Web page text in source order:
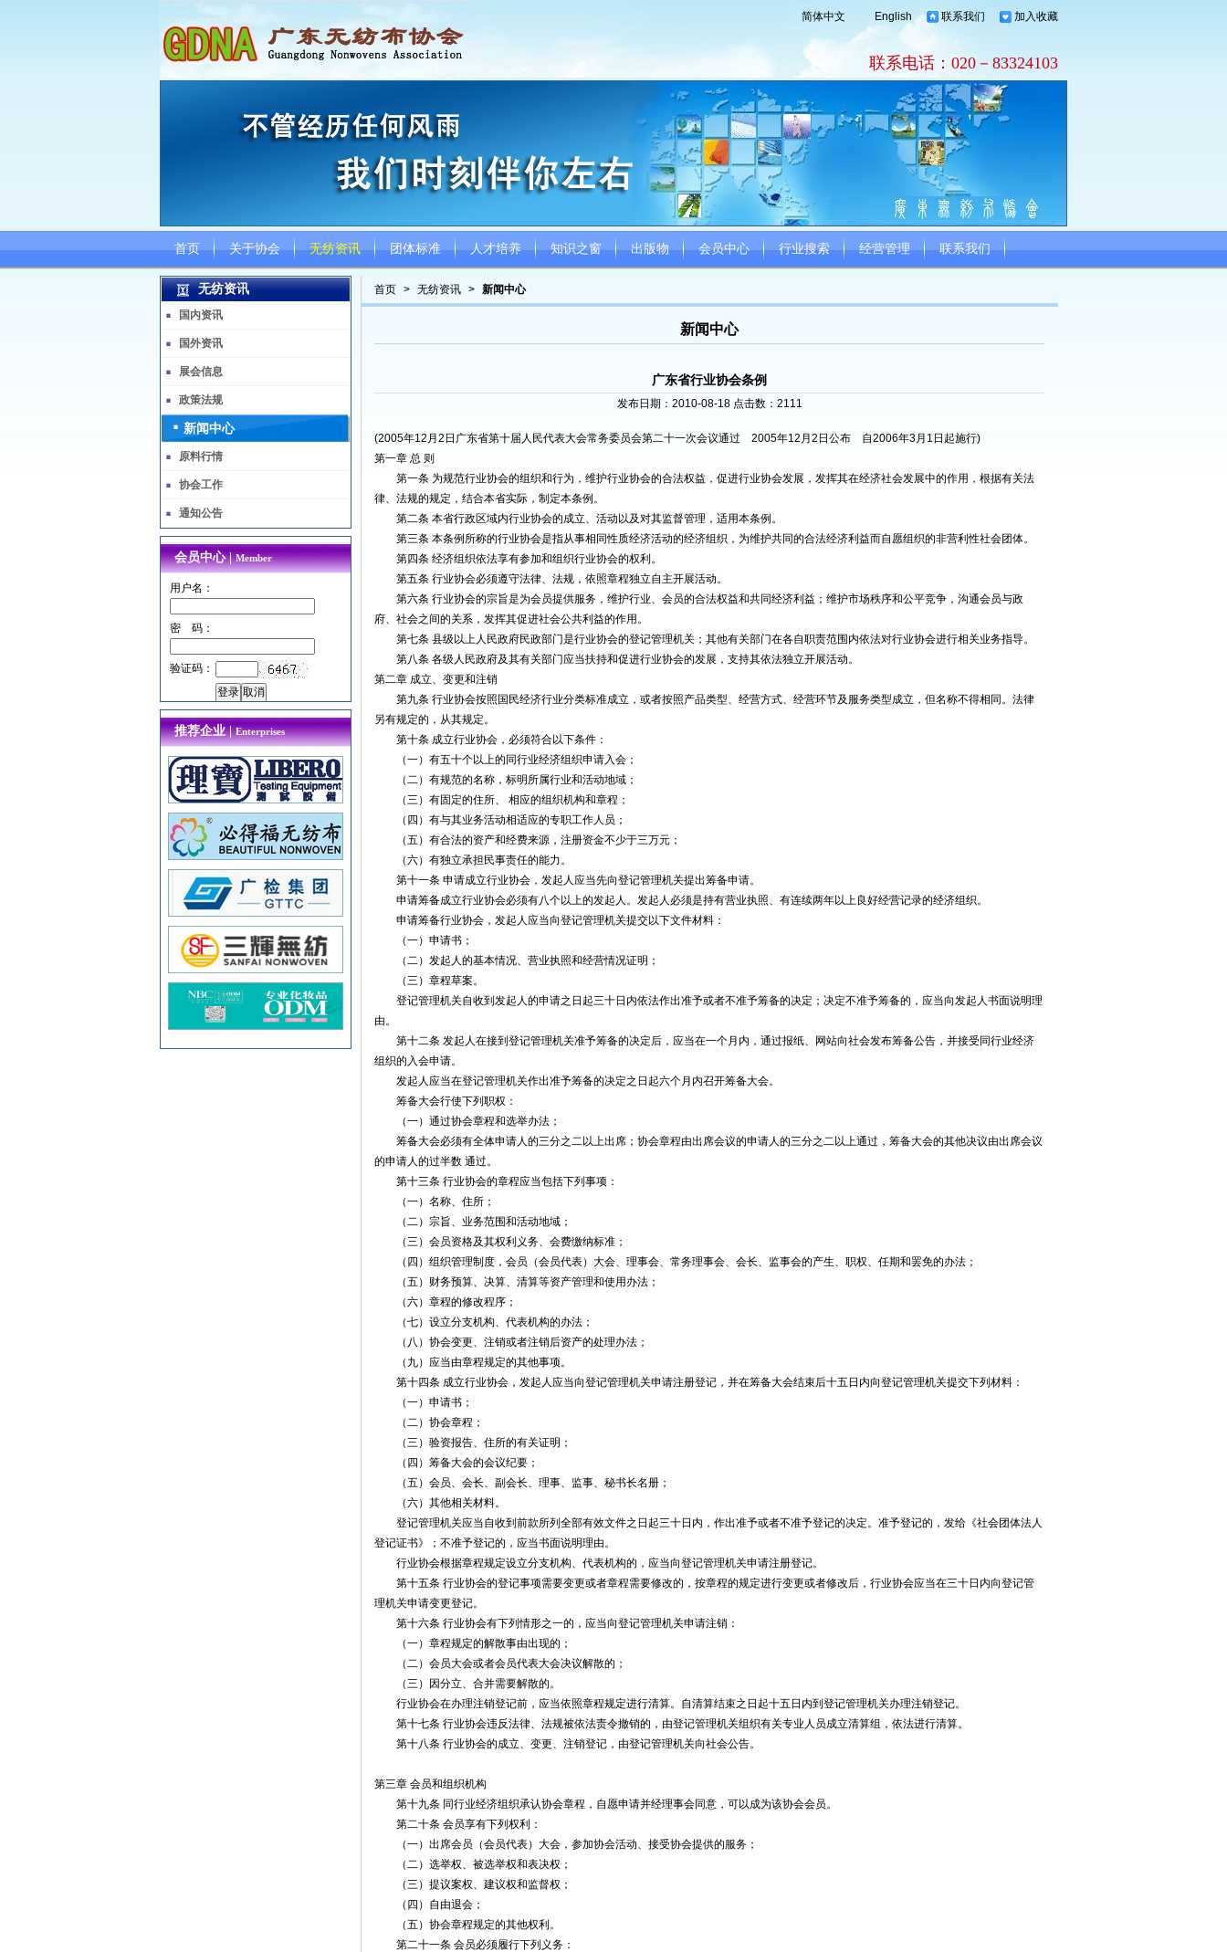
简体中文 English 联系我们 加入收藏
联系电话：020－83324103
首页 关于协会 无纺资讯 团体标准 人才培养 知识之窗 出版物 会员中心 行业搜索 经营管理 联系我们
首页 > 无纺资讯 > 新闻中心
新闻中心
广东省行业协会条例
发布日期：2010-08-18 点击数： 2111
(2005年12月2日广东省第十届人民代表大会常务委员会第二十一次会议通过 2005年12月2日公布 自2006年3月1日起施行)
第一章 总 则
第一条 为规范行业协会的组织和行为，维护行业协会的合法权益，促进行业协会发展，发挥其在经济社会发展中的作用，根据有关法
律、法规的规定，结合本省实际，制定本条例。
第二条 本省行政区域内行业协会的成立、活动以及对其监督管理，适用本条例。
第三条 本条例所称的行业协会是指从事相同性质经济活动的经济组织，为维护共同的合法经济利益而自愿组织的非营利性社会团体。
第四条 经济组织依法享有参加和组织行业协会的权利。
第五条 行业协会必须遵守法律、法规，依照章程独立自主开展活动。
第六条 行业协会的宗旨是为会员提供服务，维护行业、会员的合法权益和共同经济利益；维护市场秩序和公平竞争，沟通会员与政
府、社会之间的关系，发挥其促进社会公共利益的作用。
第七条 县级以上人民政府民政部门是行业协会的登记管理机关；其他有关部门在各自职责范围内依法对行业协会进行相关业务指导。
第八条 各级人民政府及其有关部门应当扶持和促进行业协会的发展，支持其依法独立开展活动。
第二章 成立、变更和注销
第九条 行业协会按照国民经济行业分类标准成立，或者按照产品类型、经营方式、经营环节及服务类型成立，但名称不得相同。法律
另有规定的，从其规定。
第十条 成立行业协会，必须符合以下条件：
（一）有五十个以上的同行业经济组织申请入会；
（二）有规范的名称，标明所属行业和活动地域；
（三）有固定的住所、 相应的组织机构和章程；
（四）有与其业务活动相适应的专职工作人员；
（五）有合法的资产和经费来源，注册资金不少于三万元；
（六）有独立承担民事责任的能力。
第十一条 申请成立行业协会，发起人应当先向登记管理机关提出筹备申请。
申请筹备成立行业协会必须有八个以上的发起人。发起人必须是持有营业执照、有连续两年以上良好经营记录的经济组织。
申请筹备行业协会，发起人应当向登记管理机关提交以下文件材料：
（一）申请书；
（二）发起人的基本情况、营业执照和经营情况证明；
（三）章程草案。
登记管理机关自收到发起人的申请之日起三十日内依法作出准予或者不准予筹备的决定；决定不准予筹备的，应当向发起人书面说明理
由。
第十二条 发起人在接到登记管理机关准予筹备的决定后，应当在一个月内，通过报纸、网站向社会发布筹备公告，并接受同行业经济
组织的入会申请。
发起人应当在登记管理机关作出准予筹备的决定之日起六个月内召开筹备大会。
筹备大会行使下列职权：
（一）通过协会章程和选举办法；
筹备大会必须有全体申请人的三分之二以上出席；协会章程由出席会议的申请人的三分之二以上通过，筹备大会的其他决议由出席会议
的申请人的过半数 通过。
第十三条 行业协会的章程应当包括下列事项：
（一）名称、住所；
（二）宗旨、业务范围和活动地域；
（三）会员资格及其权利义务、会费缴纳标准；
（四）组织管理制度，会员（会员代表）大会、理事会、常务理事会、会长、监事会的产生、职权、任期和罢免的办法；
（五）财务预算、决算、清算等资产管理和使用办法；
（六）章程的修改程序；
（七）设立分支机构、代表机构的办法；
（八）协会变更、注销或者注销后资产的处理办法；
（九）应当由章程规定的其他事项。
第十四条 成立行业协会，发起人应当向登记管理机关申请注册登记，并在筹备大会结束后十五日内向登记管理机关提交下列材料：
（一）申请书；
（二）协会章程；
（三）验资报告、住所的有关证明；
（四）筹备大会的会议纪要；
（五）会员、会长、副会长、理事、监事、秘书长名册；
（六）其他相关材料。
登记管理机关应当自收到前款所列全部有效文件之日起三十日内，作出准予或者不准予登记的决定。准予登记的，发给《社会团体法人
登记证书》；不准予登记的，应当书面说明理由。
行业协会根据章程规定设立分支机构、代表机构的，应当向登记管理机关申请注册登记。
第十五条 行业协会的登记事项需要变更或者章程需要修改的，按章程的规定进行变更或者修改后，行业协会应当在三十日内向登记管
理机关申请变更登记。
第十六条 行业协会有下列情形之一的，应当向登记管理机关申请注销：
（一）章程规定的解散事由出现的；
（二）会员大会或者会员代表大会决议解散的；
（三）因分立、合并需要解散的。
行业协会在办理注销登记前，应当依照章程规定进行清算。自清算结束之日起十五日内到登记管理机关办理注销登记。
第十七条 行业协会违反法律、法规被依法责令撤销的，由登记管理机关组织有关专业人员成立清算组，依法进行清算。
第十八条 行业协会的成立、变更、注销登记，由登记管理机关向社会公告。
第三章 会员和组织机构
第十九条 同行业经济组织承认协会章程，自愿申请并经理事会同意，可以成为该协会会员。
第二十条 会员享有下列权利：
（一）出席会员（会员代表）大会，参加协会活动、接受协会提供的服务；
（二）选举权、被选举权和表决权；
（三）提议案权、建议权和监督权；
（四）自由退会；
（五）协会章程规定的其他权利。
第二十一条 会员必须履行下列义务：
无纺资讯
国内资讯
国外资讯
展会信息
政策法规
新闻中心
原料行情
协会工作
通知公告
会员中心 |Member
用户名：
密 码：
验证码：
推荐企业 |Enterprises